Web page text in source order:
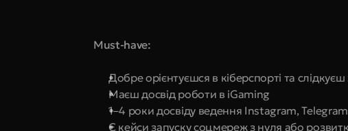
Must-have:
Добре орієнтуєшся в кіберспорті та
Маєш досвід роботи в iGaming
1–4 роки досвіду ведення Instagram,
Є кейси запуску соцмереж з нуля або